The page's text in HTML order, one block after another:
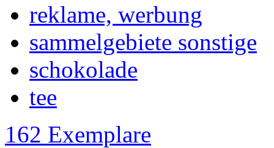
reklame, werbung
sammelgebiete sonstige
schokolade
tee
162 Exemplare